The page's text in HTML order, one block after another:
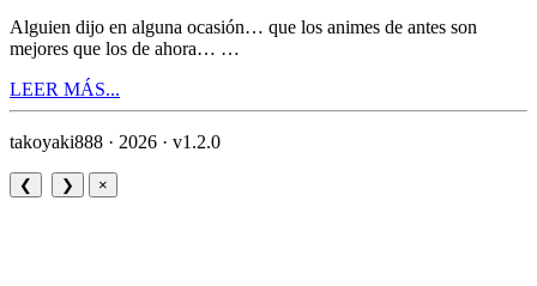
Alguien dijo en alguna ocasión… que los animes de antes son
mejores que los de ahora… …
LEER MÁS...
takoyaki888 · 2026 · v1.2.0
❮ ❯ ×